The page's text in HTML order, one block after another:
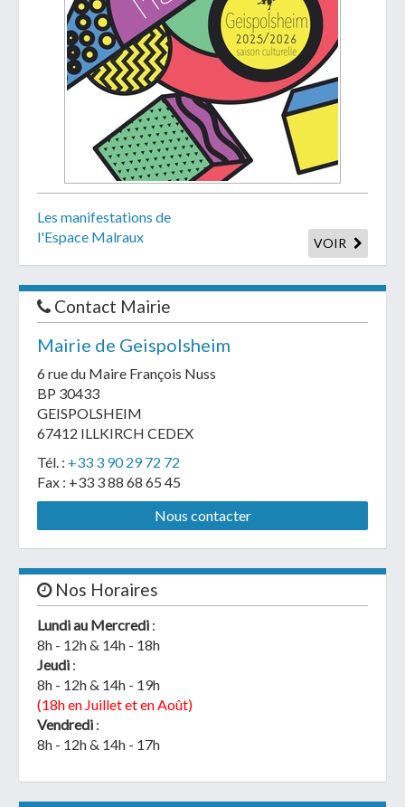
Les manifestations de
l'Espace Malraux
VOIR
Contact Mairie
Mairie de Geispolsheim
6 rue du Maire François Nuss
BP 30433
GEISPOLSHEIM
67412 ILLKIRCH CEDEX
Tél. : +33 3 90 29 72 72
Fax : +33 3 88 68 65 45
Nous contacter
Nos Horaires
Lundi au Mercredi :
8h - 12h & 14h - 18h
Jeudi :
8h - 12h & 14h - 19h
(18h en Juillet et en Août)
Vendredi :
8h - 12h & 14h - 17h